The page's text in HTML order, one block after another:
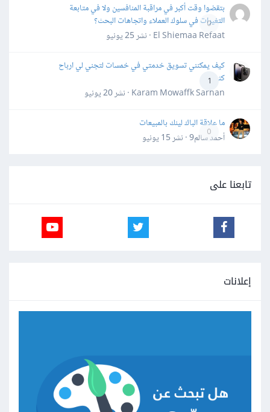
0
بتقضوا وقت أكبر في مراقبة المنافسين ولا في متابعة
التغيرات في سلوك العملاء واتجاهات البحث؟
El Shiemaa Refaat · نشر
25 يونيو
1
كيف يمكنني تسويق خدمتي في خمسات لتجني لي ارباح
كثيرة
Karam Mowaffk Sarhan · نشر
20 يونيو
0
ما علاقة الباك لينك بالمبيعات
أحمد سالم9 · نشر
15 يونيو
تابعنا على
إعلانات